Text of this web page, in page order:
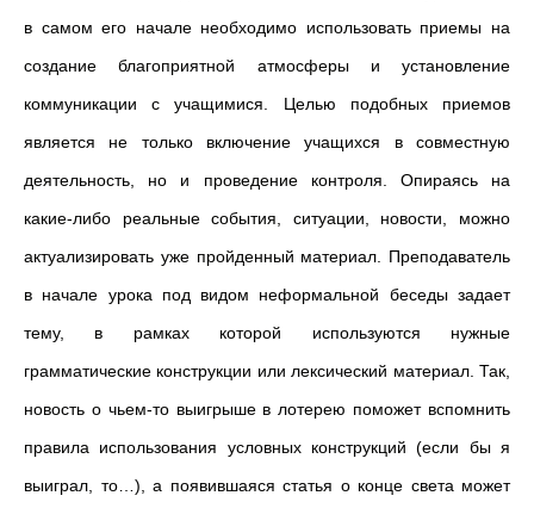
в самом его начале необходимо использовать приемы на
создание благоприятной атмосферы и установление
коммуникации с учащимися. Целью подобных приемов
является не только включение учащихся в совместную
деятельность, но и проведение контроля. Опираясь на
какие-либо реальные события, ситуации, новости, можно
актуализировать уже пройденный материал. Преподаватель
в начале урока под видом неформальной беседы задает
тему, в рамках которой используются нужные
грамматические конструкции или лексический материал. Так,
новость о чьем-то выигрыше в лотерею поможет вспомнить
правила использования условных конструкций (если бы я
выиграл, то…), а появившаяся статья о конце света может